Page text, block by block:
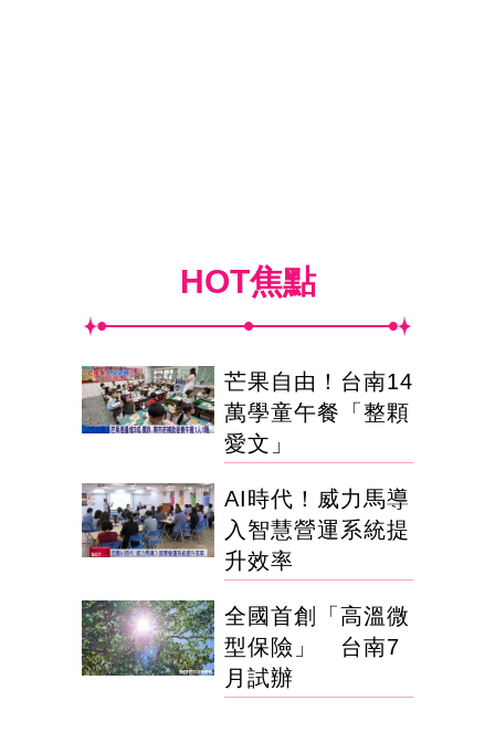
HOT焦點
芒果自由！台南14
萬學童午餐「整顆
愛文」
AI時代！威力馬導
入智慧營運系統提
升效率
全國首創「高溫微
型保險」 台南7
月試辦